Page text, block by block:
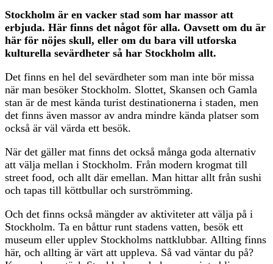
Stockholm är en vacker stad som har massor att
erbjuda. Här finns det något för alla. Oavsett om du är
här för nöjes skull, eller om du bara vill utforska
kulturella sevärdheter så har Stockholm allt.
Det finns en hel del sevärdheter som man inte bör missa
när man besöker Stockholm. Slottet, Skansen och Gamla
stan är de mest kända turist destinationerna i staden, men
det finns även massor av andra mindre kända platser som
också är väl värda ett besök.
När det gäller mat finns det också många goda alternativ
att välja mellan i Stockholm. Från modern krogmat till
street food, och allt där emellan. Man hittar allt från sushi
och tapas till köttbullar och surströmming.
Och det finns också mängder av aktiviteter att välja på i
Stockholm. Ta en båttur runt stadens vatten, besök ett
museum eller upplev Stockholms nattklubbar. Allting finns
här, och allting är värt att uppleva. Så vad väntar du på?